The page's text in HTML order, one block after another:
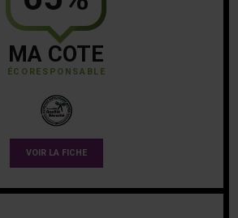
MA COTE
ÉCORESPONSABLE
VOIR LA FICHE